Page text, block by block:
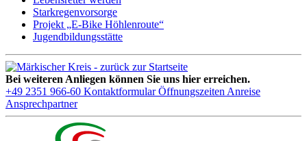
Starkregenvorsorge
Projekt „E-Bike Höhlenroute“
Jugendbildungsstätte
Bei weiteren Anliegen können Sie uns hier erreichen.
+49 2351 966-60 Kontaktformular Öffnungszeiten Anreise
Ansprechpartner